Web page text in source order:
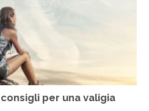
per una valigia